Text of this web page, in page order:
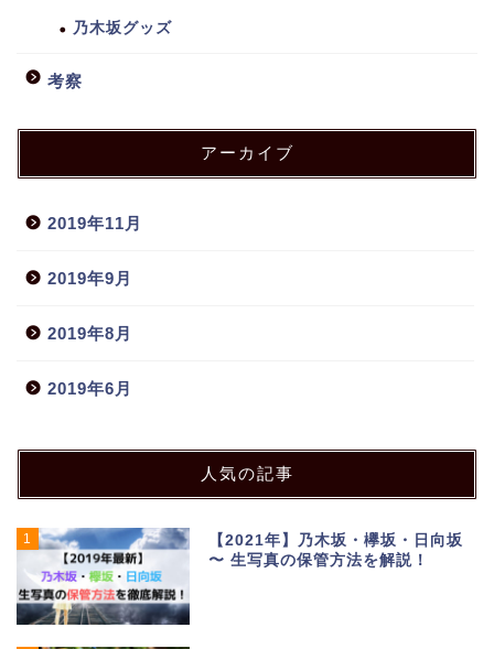
乃木坂グッズ
考察
アーカイブ
2019年11月
2019年9月
2019年8月
2019年6月
人気の記事
1
【2021年】乃木坂・欅坂・日向坂
〜 生写真の保管方法を解説！